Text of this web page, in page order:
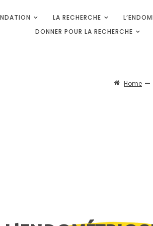
L'ENDOMÉTRIOSE
LA RECHERCHE
DONNER POUR LA RECHERCHE
Home